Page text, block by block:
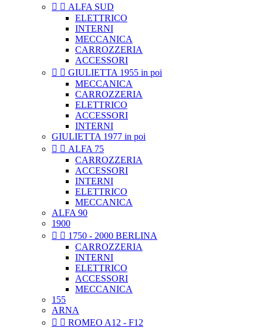
  ALFA SUD
ELETTRICO
INTERNI
MECCANICA
CARROZZERIA
ACCESSORI
  GIULIETTA 1955 in poi
MECCANICA
CARROZZERIA
ELETTRICO
ACCESSORI
INTERNI
GIULIETTA 1977 in poi
  ALFA 75
CARROZZERIA
ACCESSORI
INTERNI
ELETTRICO
MECCANICA
ALFA 90
1900
  1750 - 2000 BERLINA
CARROZZERIA
INTERNI
ELETTRICO
ACCESSORI
MECCANICA
155
ARNA
  ROMEO A12 - F12